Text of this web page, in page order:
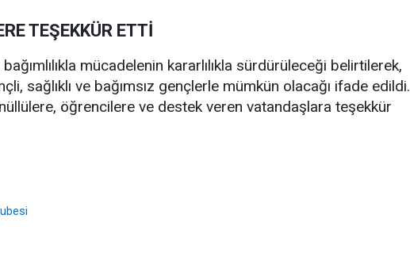
TEŞEKKÜR ETTİ
mücadelenin kararlılıkla sürdürüleceği belirtilerek,
sağlıklı ve bağımsız gençlerle mümkün olacağı ifade edildi.
öğrencilere ve destek veren vatandaşlara teşekkür